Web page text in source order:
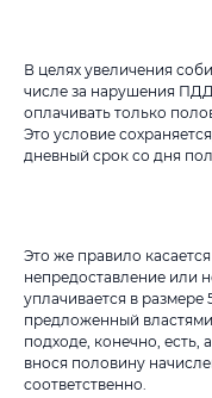
В целях увеличения
числе за нарушения
оплачивать только
Это условие
дневный срок со дня
Это же правило
непредоставление или
уплачивается в
предложенный
подходе, конечно, есть,
внося половину
соответственно.